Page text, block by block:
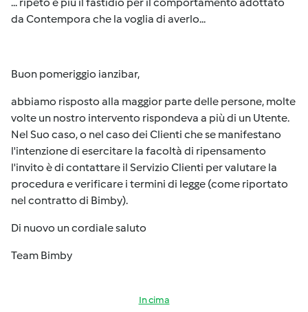
da Contempora che la voglia di averlo...
Buon pomeriggio ianzibar,
abbiamo risposto alla maggior parte delle persone, molte
volte un nostro intervento rispondeva a più di un Utente.
Nel Suo caso, o nel caso dei Clienti che se manifestano
l'intenzione di esercitare la facoltà di ripensamento
l'invito è di contattare il Servizio Clienti per valutare la
procedura e verificare i termini di legge (come riportato
nel contratto di Bimby).
Di nuovo un cordiale saluto
Team Bimby
In cima